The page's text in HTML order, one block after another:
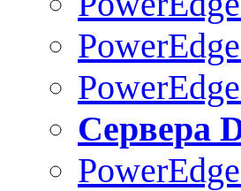
Сервера